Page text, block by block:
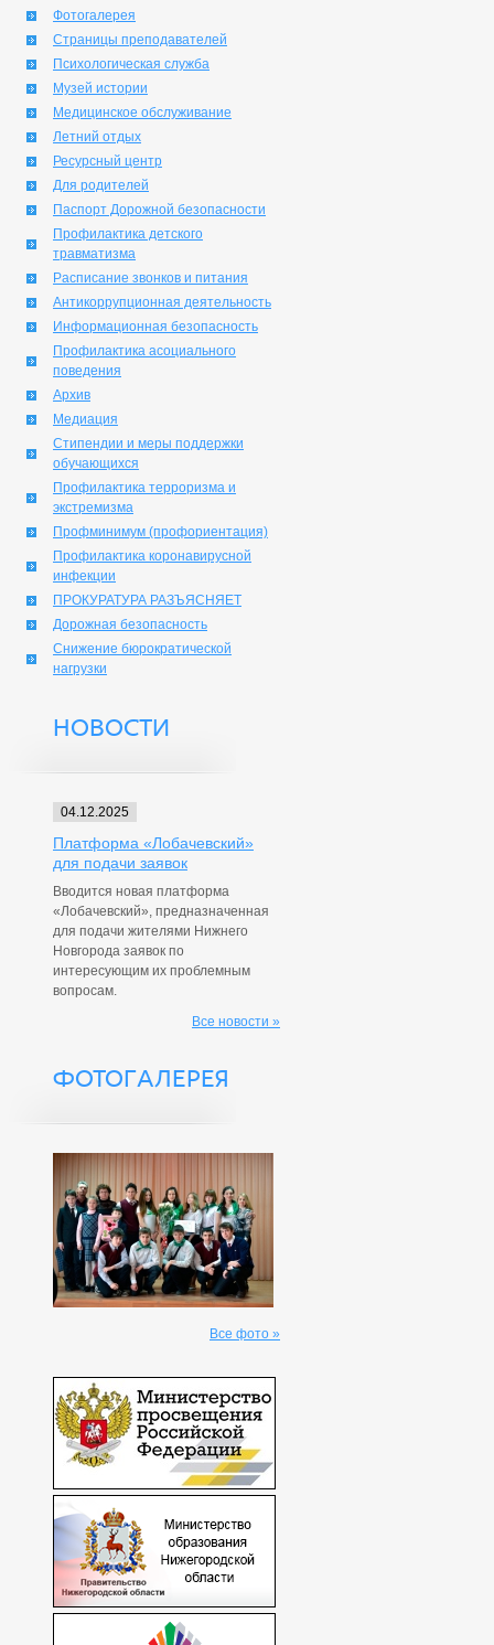
Фотогалерея
Страницы преподавателей
Психологическая служба
Музей истории
Медицинское обслуживание
Летний отдых
Ресурсный центр
Для родителей
Паспорт Дорожной безопасности
Профилактика детского
травматизма
Расписание звонков и питания
Антикоррупционная деятельность
Информационная безопасность
Профилактика асоциального
поведения
Архив
Медиация
Стипендии и меры поддержки
обучающихся
Профилактика терроризма и
экстремизма
Профминимум (профориентация)
Профилактика коронавирусной
инфекции
ПРОКУРАТУРА РАЗЪЯСНЯЕТ
Дорожная безопасность
Снижение бюрократической
нагрузки
НОВОСТИ
04.12.2025
Платформа «Лобачевский»
для подачи заявок
Вводится новая платформа
«Лобачевский», предназначенная
для подачи жителями Нижнего
Новгорода заявок по
интересующим их проблемным
вопросам.
Все новости »
ФОТОГАЛЕРЕЯ
Все фото »